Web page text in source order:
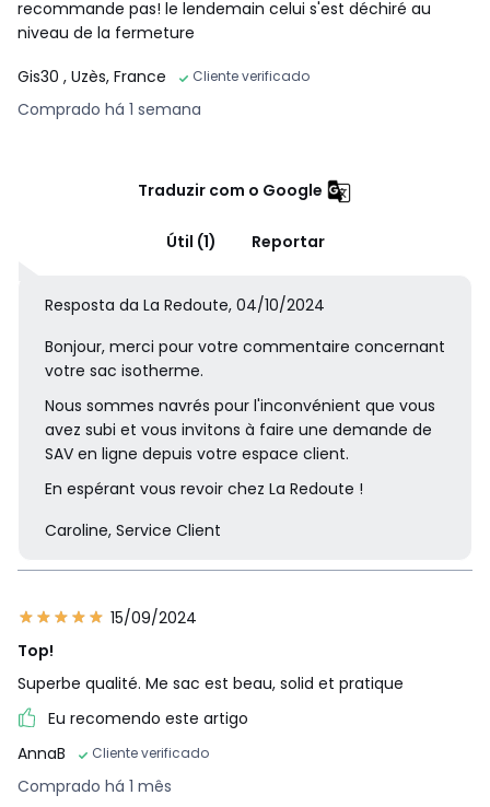
recommande pas! le lendemain celui s'est déchiré au
niveau de la fermeture
Gis30 , Uzès, France Cliente verificado
Comprado há 1 semana
Traduzir com o Google
Útil (1) Reportar
Resposta da La Redoute, 04/10/2024
Bonjour, merci pour votre commentaire concernant
votre sac isotherme.
Nous sommes navrés pour l'inconvénient que vous
avez subi et vous invitons à faire une demande de
SAV en ligne depuis votre espace client.
En espérant vous revoir chez La Redoute !
Caroline, Service Client
15/09/2024
Top!
Superbe qualité. Me sac est beau, solid et pratique
Eu recomendo este artigo
AnnaB
Cliente verificado
Comprado há 1 mês